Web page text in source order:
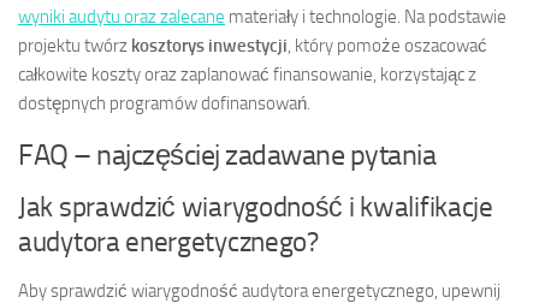
wyniki audytu oraz zalecane materiały i technologie. Na podstawie
projektu twórz kosztorys inwestycji , który pomoże oszacować
całkowite koszty oraz zaplanować finansowanie, korzystając z
dostępnych programów dofinansowań.
FAQ – najczęściej zadawane pytania
Jak sprawdzić wiarygodność i kwalifikacje
audytora energetycznego?
Aby sprawdzić wiarygodność audytora energetycznego, upewnij